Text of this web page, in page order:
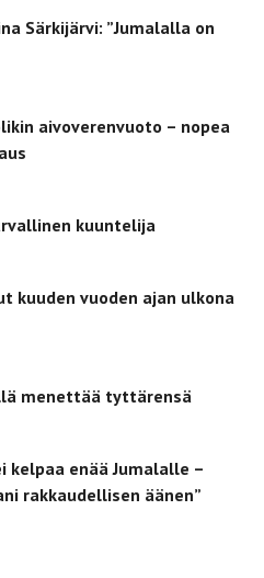
Särkijärvi: ”Jumalalla on
aivoverenvuoto – nopea
kuuntelija
kuuden vuoden ajan ulkona
menettää tyttärensä
kelpaa enää Jumalalle –
rakkaudellisen äänen”